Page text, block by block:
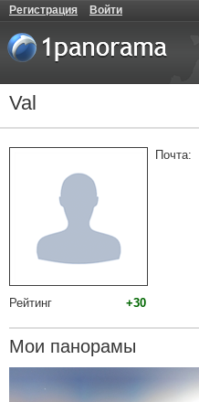
Регистрация Войти
Val
Рейтинг +30
Почта:
Мои панорамы